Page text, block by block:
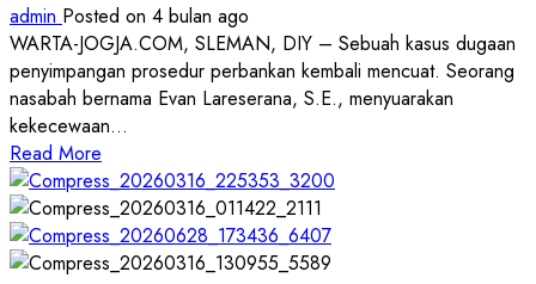
Humanis
admin Posted on 4 bulan ago
WARTA-JOGJA.COM, SLEMAN, DIY – Sebuah kasus dugaan
penyimpangan prosedur perbankan kembali mencuat. Seorang
nasabah bernama Evan Lareserana, S.E., menyuarakan
kekecewaan...
Read More
more
about
Dugaan
Maladministrasi